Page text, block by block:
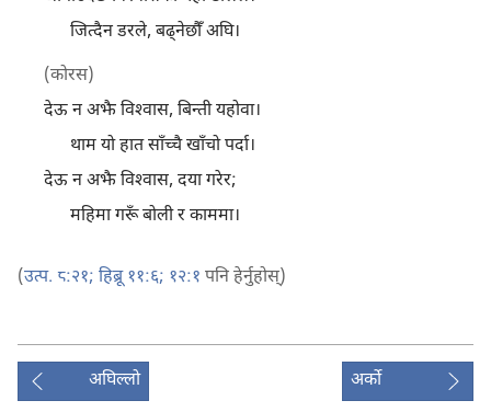
जित्दैन डरले, बढ्‌नेछौँ अघि।
(कोरस)
देऊ न अझै विश्‍वास, बिन्ती यहोवा।
थाम यो हात साँच्चै खाँचो पर्दा।
देऊ न अझै विश्‍वास, दया गरेर;
महिमा गरूँ बोली र काममा।
(उत्प. ८:२१; हिब्रू ११:६; १२:१ पनि हेर्नुहोस्‌)
अघिल्लो अर्को